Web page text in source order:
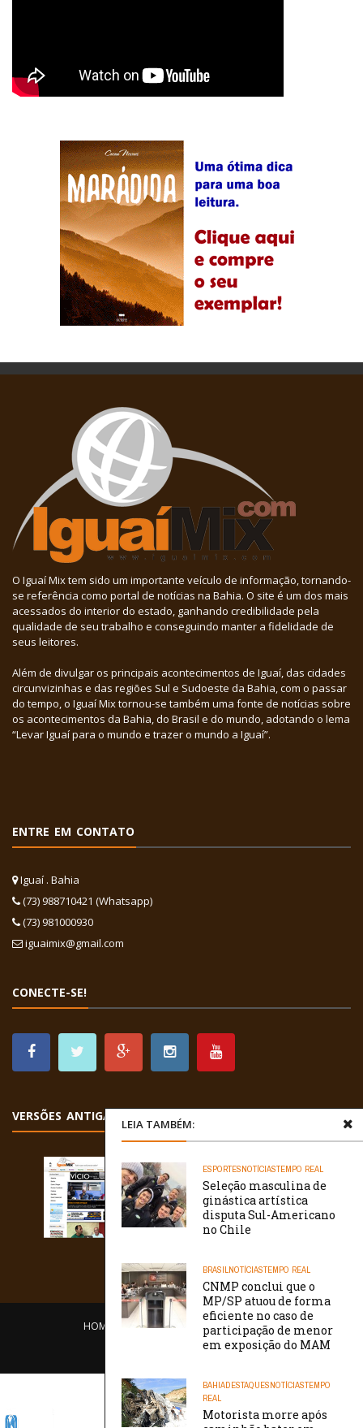
LEIA TAMBÉM:
ESPORTESNOTÍCIASTEMPO REAL
Seleção masculina de
ginástica artística
disputa Sul-Americano
no Chile
BRASILNOTÍCIASTEMPO REAL
CNMP conclui que o
MP/SP atuou de forma
eficiente no caso de
participação de menor
em exposição do MAM
BAHIADESTAQUESNOTÍCIASTEMPO
REAL
Motorista morre após
O Iguaí Mix tem sido um importante veículo de informação, tornando-
se referência como portal de notícias na Bahia. O site é um dos mais
acessados do interior do estado, ganhando credibilidade pela
qualidade de seu trabalho e conseguindo manter a fidelidade de
seus leitores.
Além de divulgar os principais acontecimentos de Iguaí, das cidades
circunvizinhas e das regiões Sul e Sudoeste da Bahia, com o passar
do tempo, o Iguaí Mix tornou-se também uma fonte de notícias sobre
os acontecimentos da Bahia, do Brasil e do mundo, adotando o lema
“Levar Iguaí para o mundo e trazer o mundo a Iguaí”.
ENTRE EM CONTATO
Iguaí . Bahia
(73) 988710421 (Whatsapp)
(73) 981000930
iguaimix@gmail.com
CONECTE-SE!
VERSÕES ANTIGAS
HOME EQUIPE O PORTAL CONTATO
/// WebtivaHOSTING